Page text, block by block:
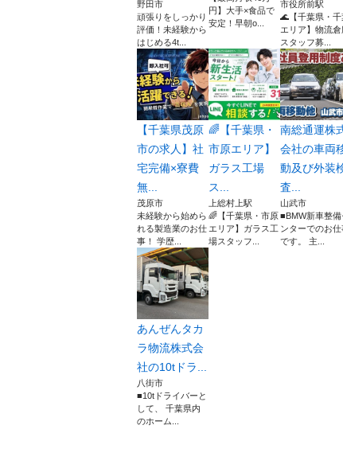
野田市
頑張りをしっかり
評価！未経験から
はじめる4t...
円】大手×食品で
安定！早朝o...
市役所前駅
🌊【千葉県・千
エリア】物流倉
スタッフ募...
【千葉県茂原
市の求人】社
宅完備×寮費
無...
茂原市
未経験から始めら
れる製造業のお仕
事！ 学歴...
🌈【千葉県・
市原エリア】
ガラス工場
ス...
上総村上駅
🌈【千葉県・市原
エリア】ガラス工
場スタッフ...
南総通運株
会社の車両
動及び外装
査...
山武市
■BMW新車整備
ンターでのお仕
です。 主...
あんぜんタカ
ラ物流株式会
社の10tドラ...
八街市
■10tドライバーと
して、 千葉県内
のホーム...